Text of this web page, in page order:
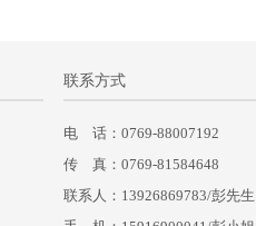
联系方式
电 话：0769-88007192
传 真：0769-81584648
联系人：13926869783/彭先生